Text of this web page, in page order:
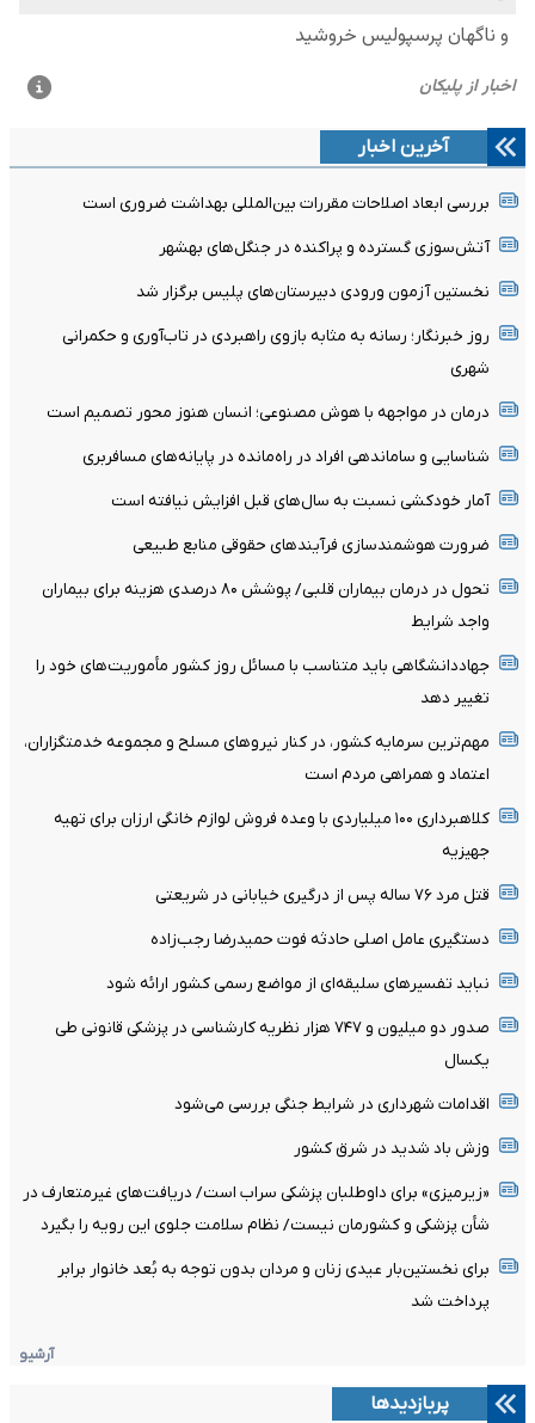
آخرین اخبار
بررسی ابعاد اصلاحات مقررات بین‌المللی بهداشت ضروری است
آتش‌سوزی گسترده و پراکنده در جنگل‌های بهشهر
نخستین آزمون ورودی دبیرستان‌های پلیس برگزار شد
روز خبرنگار؛ رسانه به مثابه بازوی راهبردی در تاب‌آوری و حکمرانی
شهری
درمان در مواجهه با هوش مصنوعی؛ انسان هنوز محور تصمیم است
شناسایی و ساماندهی افراد در راه‌مانده در پایانه‌های مسافربری
آمار خودکشی نسبت به سال‌های قبل افزایش نیافته است
ضرورت هوشمندسازی فرآیندهای حقوقی منابع طبیعی
تحول در درمان بیماران قلبی/ پوشش ۸۰ درصدی هزینه برای بیماران
واجد شرایط
جهاددانشگاهی باید متناسب با مسائل روز کشور مأموریت‌های خود را
تغییر دهد
مهم‌ترین سرمایه کشور، در کنار نیروهای مسلح و مجموعه خدمتگزاران،
اعتماد و همراهی مردم است
کلاهبرداری ۱۰۰ میلیاردی با وعده فروش لوازم خانگی ارزان برای تهیه
جهیزیه
قتل مرد ۷۶ ساله پس از درگیری خیابانی در شریعتی
دستگیری عامل اصلی حادثه فوت حمیدرضا رجب‌زاده
نباید تفسیرهای سلیقه‌ای از مواضع رسمی کشور ارائه شود
صدور دو میلیون و ۷۴۷ هزار نظریه کارشناسی در پزشکی قانونی طی
یکسال
اقدامات شهرداری در شرایط جنگی بررسی می‌شود
وزش باد شدید در شرق کشور
«زیرمیزی» برای داوطلبان پزشکی سراب است/ دریافت‌های غیرمتعارف در
شأن پزشکی و کشورمان نیست/ نظام سلامت جلوی این رویه را بگیرد
برای نخستین‌بار عیدی زنان و مردان بدون توجه به بُعد خانوار برابر
پرداخت شد
آرشیو
پربازدیدها